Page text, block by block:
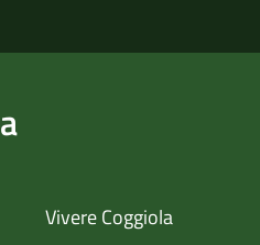
Vivere Coggiola